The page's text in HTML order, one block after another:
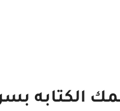
الكتابه